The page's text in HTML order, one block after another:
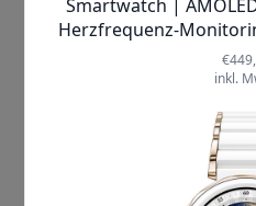
Selbst bei
Einsätzen oder
müssen Sie keine
oder
Telefonieren via
GPS
gängigen